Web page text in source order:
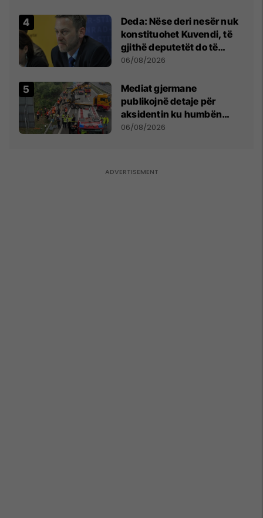
Deda: Nëse deri nesër nuk
konstituohet Kuvendi, të
gjithë deputetët do të
bëjnë shkelje të rëndë
06/08/2026
Mediat gjermane
publikojnë detaje për
aksidentin ku humbën
jetën tre mërgimtarë nga
06/08/2026